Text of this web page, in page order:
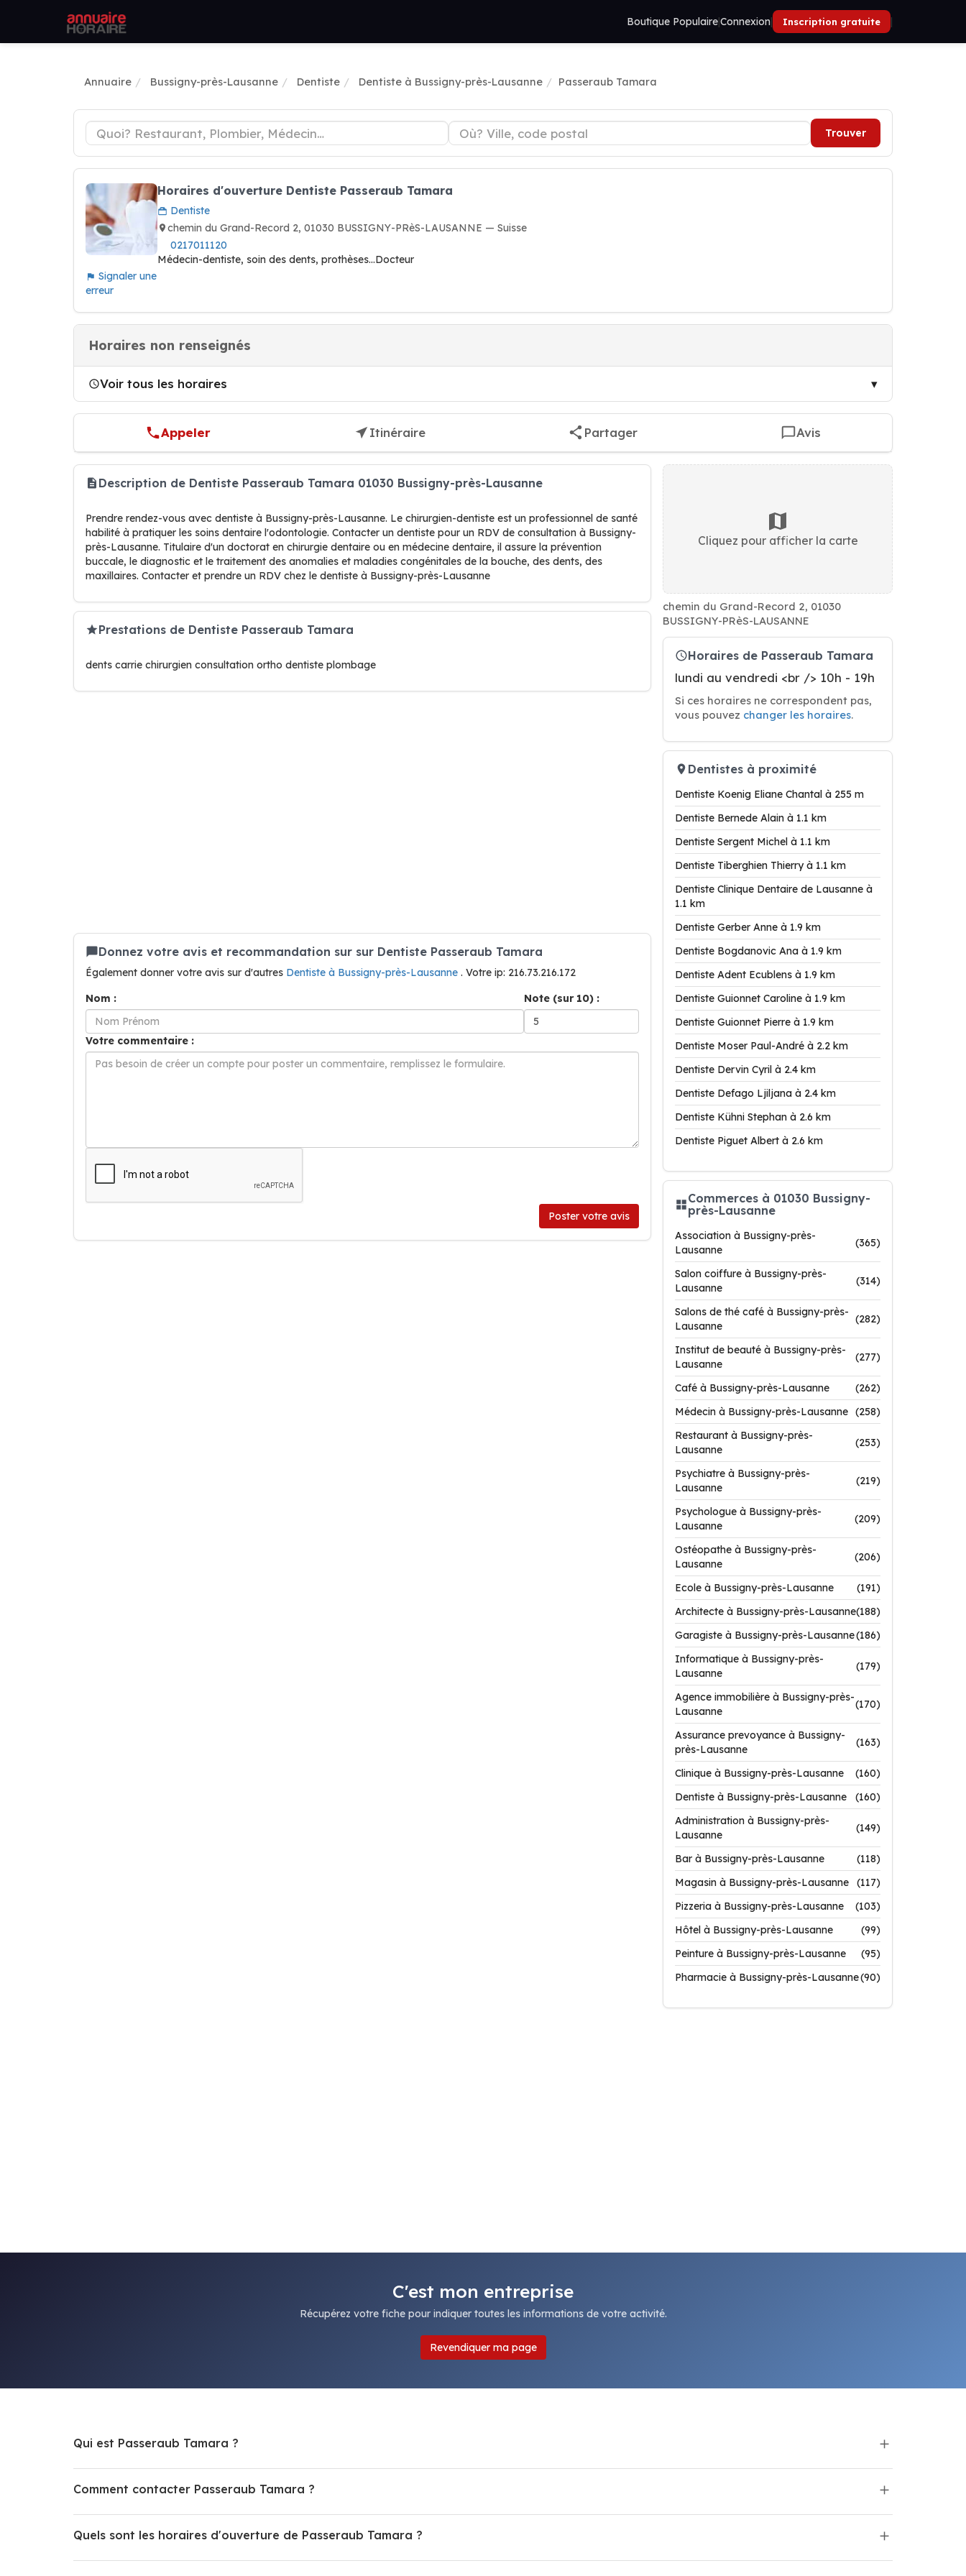
Boutique Populaire|Connexion| Inscription gratuite |
Annuaire Bussigny-près-Lausanne Dentiste Dentiste à Bussigny-près-Lausanne Passeraub Tamara
Trouver
Signaler une
erreur
Horaires d'ouverture Dentiste Passeraub Tamara
Dentiste
chemin du Grand-Record 2, 01030 BUSSIGNY-PRèS-LAUSANNE — Suisse
0217011120
Médecin-dentiste, soin des dents, prothèses...Docteur
Horaires non renseignés
Voir tous les horaires
Appeler Itinéraire Partager Avis
Description de Dentiste Passeraub Tamara 01030 Bussigny-près-Lausanne
Prendre rendez-vous avec dentiste à Bussigny-près-Lausanne. Le chirurgien-dentiste est un professionnel de santé
habilité à pratiquer les soins dentaire l'odontologie. Contacter un dentiste pour un RDV de consultation à Bussigny-
près-Lausanne. Titulaire d'un doctorat en chirurgie dentaire ou en médecine dentaire, il assure la prévention
buccale, le diagnostic et le traitement des anomalies et maladies congénitales de la bouche, des dents, des
maxillaires. Contacter et prendre un RDV chez le dentiste à Bussigny-près-Lausanne
Prestations de Dentiste Passeraub Tamara
dents carrie chirurgien consultation ortho dentiste plombage
Donnez votre avis et recommandation sur sur Dentiste Passeraub Tamara
Également donner votre avis sur d'autres Dentiste à Bussigny-près-Lausanne . Votre ip: 216.73.216.172
Nom :
Note (sur 10) :
Votre commentaire :
Poster votre avis
Cliquez pour afficher la carte
chemin du Grand-Record 2, 01030
BUSSIGNY-PRèS-LAUSANNE
Horaires de Passeraub Tamara
lundi au vendredi <br /> 10h - 19h
Si ces horaires ne correspondent pas,
vous pouvez changer les horaires.
Dentistes à proximité
Dentiste Koenig Eliane Chantal à 255 m
Dentiste Bernede Alain à 1.1 km
Dentiste Sergent Michel à 1.1 km
Dentiste Tiberghien Thierry à 1.1 km
Dentiste Clinique Dentaire de Lausanne à
1.1 km
Dentiste Gerber Anne à 1.9 km
Dentiste Bogdanovic Ana à 1.9 km
Dentiste Adent Ecublens à 1.9 km
Dentiste Guionnet Caroline à 1.9 km
Dentiste Guionnet Pierre à 1.9 km
Dentiste Moser Paul-André à 2.2 km
Dentiste Dervin Cyril à 2.4 km
Dentiste Defago Ljiljana à 2.4 km
Dentiste Kühni Stephan à 2.6 km
Dentiste Piguet Albert à 2.6 km
Commerces à 01030 Bussigny-
près-Lausanne
Association à Bussigny-près-
Lausanne
(365)
Salon coiffure à Bussigny-près-
Lausanne
(314)
Salons de thé café à Bussigny-près-
Lausanne
(282)
Institut de beauté à Bussigny-près-
Lausanne
(277)
Café à Bussigny-près-Lausanne
(262)
Médecin à Bussigny-près-Lausanne (258)
Restaurant à Bussigny-près-
Lausanne
(253)
Psychiatre à Bussigny-près-
Lausanne
(219)
Psychologue à Bussigny-près-
Lausanne
(209)
Ostéopathe à Bussigny-près-
Lausanne
(206)
Ecole à Bussigny-près-Lausanne
(191)
Architecte à Bussigny-près-Lausanne(188)
Garagiste à Bussigny-près-Lausanne(186)
Informatique à Bussigny-près-
Lausanne
(179)
Agence immobilière à Bussigny-près-
Lausanne
(170)
Assurance prevoyance à Bussigny-
près-Lausanne
(163)
Clinique à Bussigny-près-Lausanne
(160)
Dentiste à Bussigny-près-Lausanne
(160)
Administration à Bussigny-près-
Lausanne
(149)
Bar à Bussigny-près-Lausanne
(118)
Magasin à Bussigny-près-Lausanne
(117)
Pizzeria à Bussigny-près-Lausanne
(103)
Hôtel à Bussigny-près-Lausanne
(99)
Peinture à Bussigny-près-Lausanne
(95)
Pharmacie à Bussigny-près-Lausanne(90)
C'est mon entreprise
Récupérez votre fiche pour indiquer toutes les informations de votre activité.
Revendiquer ma page
Qui est Passeraub Tamara ?
Comment contacter Passeraub Tamara ?
Quels sont les horaires d'ouverture de Passeraub Tamara ?